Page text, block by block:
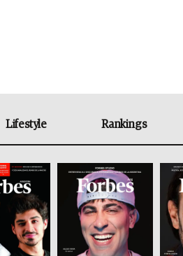
Lifestyle Rankings